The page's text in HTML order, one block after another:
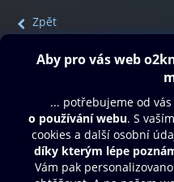
Zpět
Obsah ke stažení
Moje O2 Knihovna
Další zábava